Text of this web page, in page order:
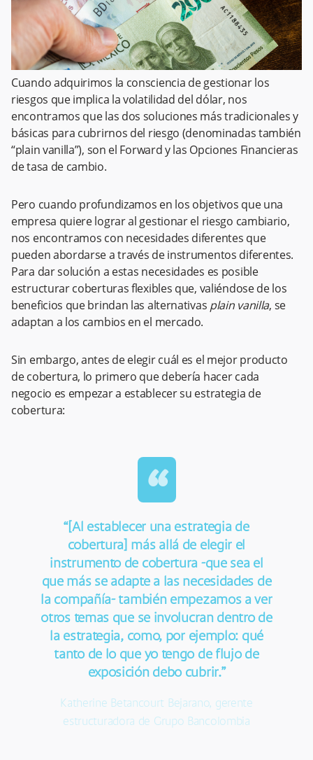
Cuando adquirimos la consciencia de gestionar los
riesgos que implica la volatilidad del dólar, nos
encontramos que las dos soluciones más tradicionales y
básicas para cubrirnos del riesgo (denominadas también
“plain vanilla”), son el Forward y las Opciones Financieras
de tasa de cambio.
Pero cuando profundizamos en los objetivos que una
empresa quiere lograr al gestionar el riesgo cambiario,
nos encontramos con necesidades diferentes que
pueden abordarse a través de instrumentos diferentes.
Para dar solución a estas necesidades es posible
estructurar coberturas flexibles que, valiéndose de los
beneficios que brindan las alternativas plain vanilla, se
adaptan a los cambios en el mercado.
Sin embargo, antes de elegir cuál es el mejor producto
de cobertura, lo primero que debería hacer cada
negocio es empezar a establecer su estrategia de
cobertura:
“
“[Al establecer una estrategia de
cobertura] más allá de elegir el
instrumento de cobertura -que sea el
que más se adapte a las necesidades de
la compañía- también empezamos a ver
otros temas que se involucran dentro de
la estrategia, como, por ejemplo: qué
tanto de lo que yo tengo de flujo de
exposición debo cubrir.”
Katherine Betancourt Bejarano, gerente
estructuradora de Grupo Bancolombia